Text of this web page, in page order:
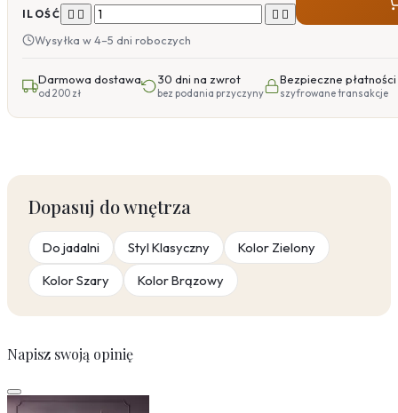
ILOŚĆ    
Wysyłka w 4–5 dni roboczych
Darmowa dostawa
od 200 zł
30 dni na zwrot
bez podania przyczyny
Bezpieczne płatności
szyfrowane transakcje
Dopasuj do wnętrza
Do jadalni Styl Klasyczny
Kolor Zielony
Kolor Szary
Kolor Brązowy
Napisz swoją opinię